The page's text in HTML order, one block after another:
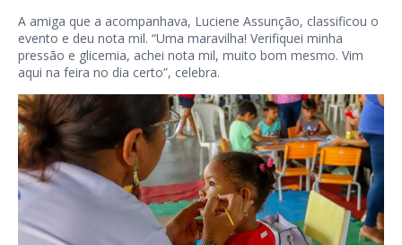
A amiga que a acompanhava, Luciene Assunção, classificou o
evento e deu nota mil. “Uma maravilha! Verifiquei minha
pressão e glicemia, achei nota mil, muito bom mesmo. Vim
aqui na feira no dia certo”, celebra.